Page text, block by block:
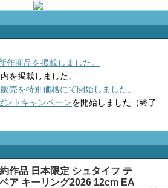
作商品を掲載しました。
を掲載しました。
売を特別価格にて開始しました。
ントキャンペーンを開始しました（終了
トキーリング・ラッキーピッグ」の販売
作品 日本限定 シュタイフ テ
ア キーリング2026 12cm EA